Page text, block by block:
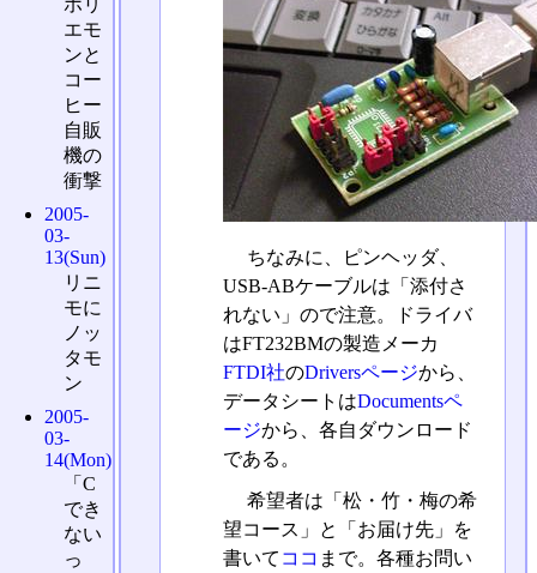
ちなみに、ピンヘッダ、
USB-ABケーブルは「添付さ
れない」ので注意。ドライバ
はFT232BMの製造メーカ
FTDI社のDriversページから、
データシートはDocumentsペ
ージから、各自ダウンロード
である。
希望者は「松・竹・梅の希
望コース」と「お届け先」を
書いて ココ まで。各種お問い
ホリ
エモ
ンと
コー
ヒー
自販
機の
衝撃
2005-
03-
13(Sun)
リニ
モに
ノッ
タモ
ン
2005-
03-
14(Mon)
「C
でき
ない
っ